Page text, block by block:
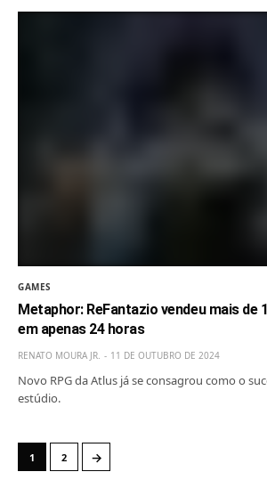
GAMES
Metaphor: ReFantazio vendeu mais de
em apenas 24 horas
RENATO MOURA JR. 11 DE OUTUBRO DE 2024
Novo RPG da Atlus já se consagrou como o
estúdio.
1 2 →